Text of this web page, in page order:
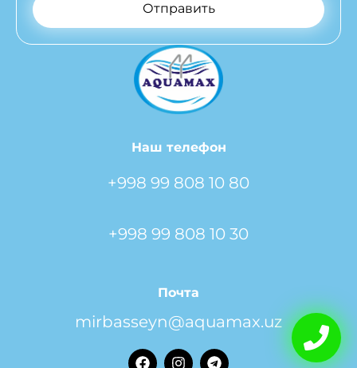
Отправить
Наш телефон
+998 99 808 10 80
+998 99 808 10 30
Почта
mirbasseyn@aquamax.uz